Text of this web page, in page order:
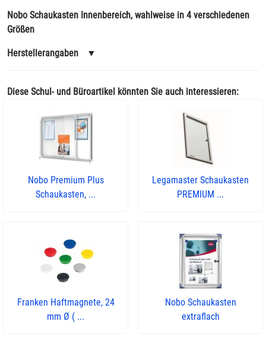
Nobo Schaukasten Innenbereich, wahlweise in 4 verschiedenen
Größen
Herstellerangaben ▼
Diese Schul- und Büroartikel könnten Sie auch interessieren:
Nobo Premium Plus
Schaukasten, ...
Legamaster Schaukasten
PREMIUM ...
Franken Haftmagnete, 24
mm Ø ( ...
Nobo Schaukasten
extraflach